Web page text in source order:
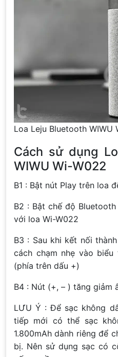
Loa Leju Bluetooth WIWU
Cách sử dụng
WIWU Wi-W022
B1 : Bật nút Play trên loa
B2 : Bật chế độ
với loa Wi-W022
B3 : Sau khi kết nối
cách chạm nhẹ vào
(phía trên dấu +)
B4 : Nút (+, – ) tăng giảm
LƯU Ý : Để sạc không
tiếp mới có thể sạc
1.800mAh dành riêng để
bị. Nên sử dụng sạc có